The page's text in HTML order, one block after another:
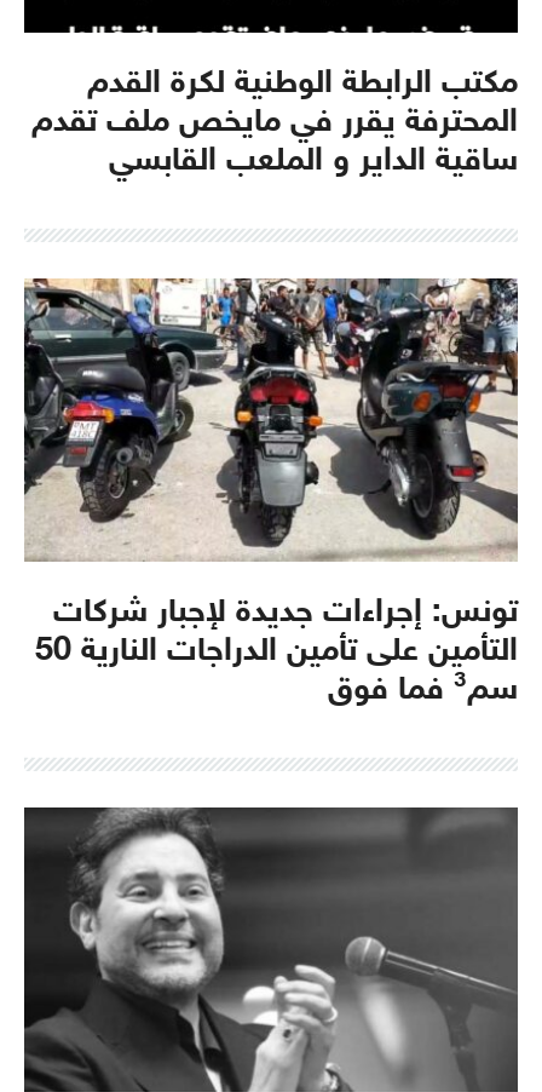
مكتب الرابطة الوطنية لكرة القدم
المحترفة يقرر في مايخص ملف تقدم
ساقية الداير و الملعب القابسي
تونس: إجراءات جديدة لإجبار شركات
التأمين على تأمين الدراجات النارية 50
سم³ فما فوق